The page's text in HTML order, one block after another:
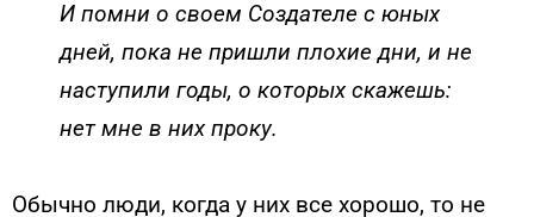
И помни о своем Создателе с юных
дней, пока не пришли плохие дни, и не
наступили годы, о которых скажешь:
нет мне в них проку.
Обычно люди, когда у них все хорошо, то не